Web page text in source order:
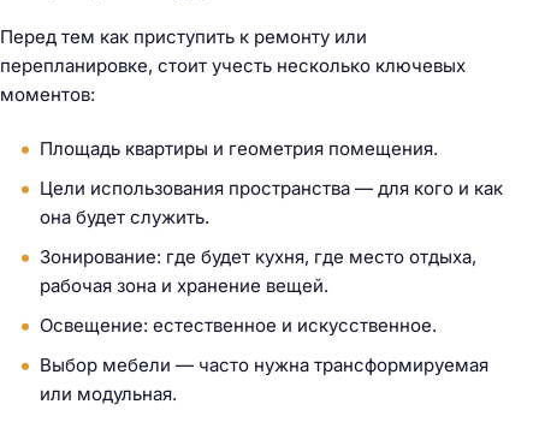
Перед тем как приступить к ремонту или
перепланировке, стоит учесть несколько ключевых
моментов:
Площадь квартиры и геометрия помещения.
Цели использования пространства — для кого и как
она будет служить.
Зонирование: где будет кухня, где место отдыха,
рабочая зона и хранение вещей.
Освещение: естественное и искусственное.
Выбор мебели — часто нужна трансформируемая
или модульная.